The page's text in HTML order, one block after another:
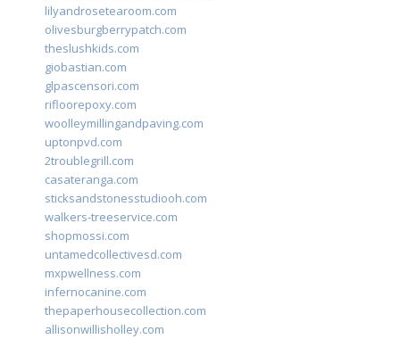
lilyandrosetearoom.com
olivesburgberrypatch.com
theslushkids.com
giobastian.com
glpascensori.com
rifloorepoxy.com
woolleymillingandpaving.com
uptonpvd.com
2troublegrill.com
casateranga.com
sticksandstonesstudiooh.com
walkers-treeservice.com
shopmossi.com
untamedcollectivesd.com
mxpwellness.com
infernocanine.com
thepaperhousecollection.com
allisonwillisholley.com